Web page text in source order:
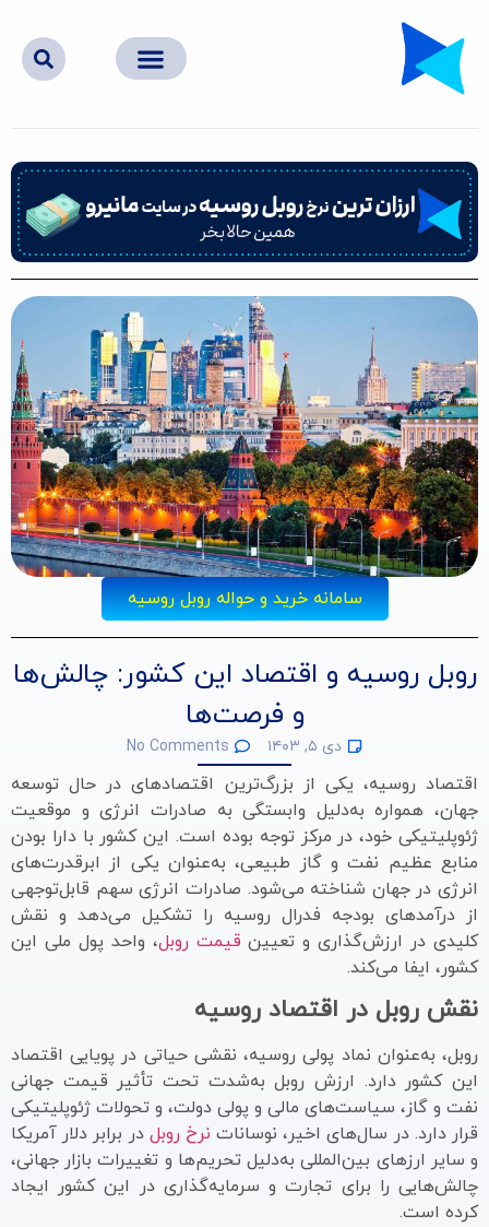
سامانه خرید و حواله روبل روسیه
روبل روسیه و اقتصاد این کشور: چالش‌ها
و فرصت‌ها
دی ۵, ۱۴۰۳ No Comments
اقتصاد روسیه، یکی از بزرگ‌ترین اقتصادهای در حال توسعه
جهان، همواره به‌دلیل وابستگی به صادرات انرژی و موقعیت
ژئوپلیتیکی خود، در مرکز توجه بوده است. این کشور با دارا بودن
منابع عظیم نفت و گاز طبیعی، به‌عنوان یکی از ابرقدرت‌های
انرژی در جهان شناخته می‌شود. صادرات انرژی سهم قابل‌توجهی
از درآمدهای بودجه فدرال روسیه را تشکیل می‌دهد و نقش
کلیدی در ارزش‌گذاری و تعیین قیمت روبل، واحد پول ملی این
کشور، ایفا می‌کند.
نقش روبل در اقتصاد روسیه
روبل، به‌عنوان نماد پولی روسیه، نقشی حیاتی در پویایی اقتصاد
این کشور دارد. ارزش روبل به‌شدت تحت تأثیر قیمت جهانی
نفت و گاز، سیاست‌های مالی و پولی دولت، و تحولات ژئوپلیتیکی
قرار دارد. در سال‌های اخیر، نوسانات نرخ روبل در برابر دلار آمریکا
و سایر ارزهای بین‌المللی به‌دلیل تحریم‌ها و تغییرات بازار جهانی،
چالش‌هایی را برای تجارت و سرمایه‌گذاری در این کشور ایجاد
کرده است.